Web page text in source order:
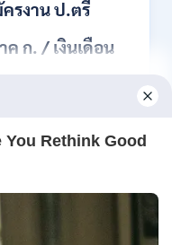
รงาน ป.ตรี
ก. / เงินเดือน
คม 2569